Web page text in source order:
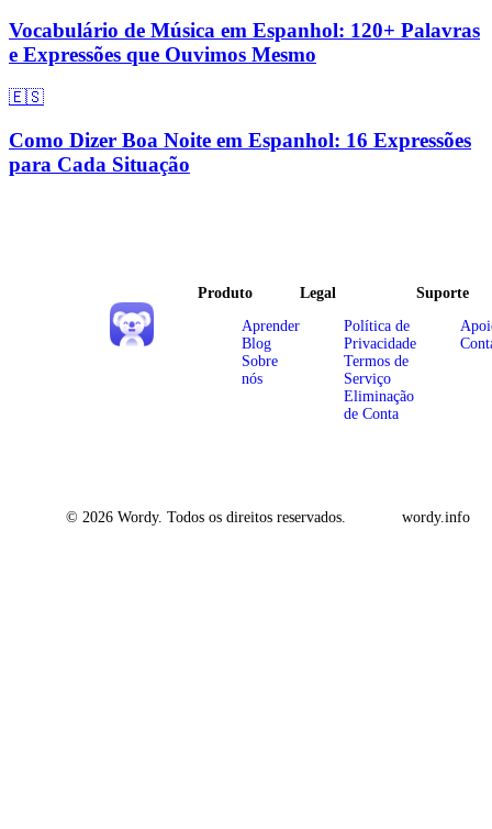
Vocabulário de Música em Espanhol: 120+ Palavras
e Expressões que Ouvimos Mesmo
🇪🇸
Como Dizer Boa Noite em Espanhol: 16 Expressões
para Cada Situação
Produto
Aprender
Blog
Sobre
nós
Legal
Política de
Privacidade
Termos de
Serviço
Eliminação
de Conta
Suporte
© 2026 Wordy. Todos os direitos reservados. wordy.info